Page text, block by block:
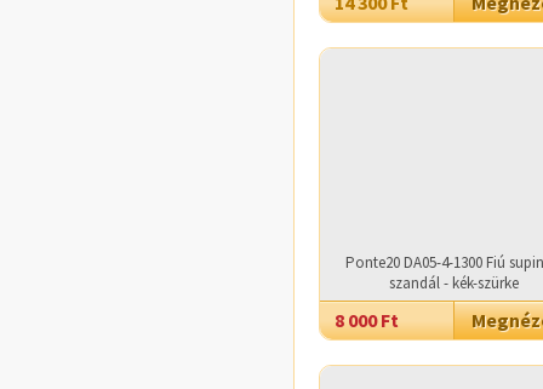
Ponte20 DA05-4-1300 Fiú
szandál - kék-szürke
8 000 Ft